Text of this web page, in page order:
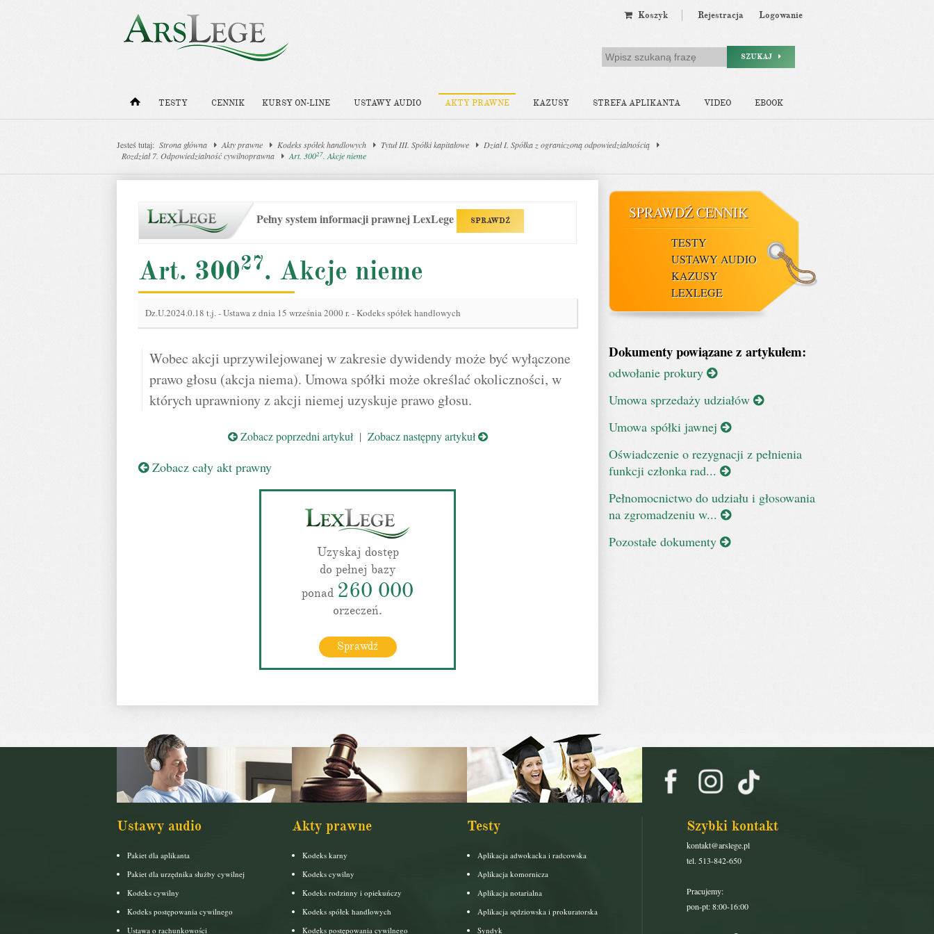
Koszyk Rejestracja Logowanie
SZUKAJ
TESTY CENNIK KURSY ON-LINE USTAWY AUDIO AKTY PRAWNE KAZUSY STREFA APLIKANTA VIDEO EBOOK
Jesteś tutaj: Strona główna Akty prawne Kodeks spółek handlowych Tytuł III. Spółki kapitałowe
Dział I. Spółka z ograniczoną odpowiedzialnością
Rozdział 7. Odpowiedzialność cywilnoprawna
Art. 30027. Akcje nieme
Pełny system informacji prawnej LexLege SPRAWDŹ
Art. 30027. Akcje nieme
Dz.U.2024.0.18 t.j.-Ustawa z dnia 15 września 2000 r. - Kodeks spółek handlowych
Wobec akcji uprzywilejowanej w zakresie dywidendy może być wyłączone
prawo głosu (akcja niema). Umowa spółki może określać okoliczności, w
których uprawniony z akcji niemej uzyskuje prawo głosu.
Zobacz poprzedni artykuł| Zobacz następny artykuł
Zobacz cały akt prawny
Uzyskaj dostęp
do pełnej bazy
ponad 260 000
orzeczeń.
Sprawdź
SPRAWDŹ CENNIK
TESTY
USTAWY AUDIO
KAZUSY
LEXLEGE
Dokumenty powiązane z artykułem:
odwołanie prokury
Umowa sprzedaży udziałów
Umowa spółki jawnej
Oświadczenie o rezygnacji z pełnienia
funkcji członka rad...
Pełnomocnictwo do udziału i głosowania
na zgromadzeniu w...
Pozostałe dokumenty
Ustawy audio
Pakiet dla aplikanta
Pakiet dla urzędnika służby cywilnej
Kodeks cywilny
Kodeks postępowania cywilnego
Ustawa o rachunkowości
Akty prawne
Kodeks karny
Kodeks cywilny
Kodeks rodzinny i opiekuńczy
Kodeks spółek handlowych
Kodeks postępowania cywilnego
Testy
Aplikacja adwokacka i radcowska
Aplikacja komornicza
Aplikacja notarialna
Aplikacja sędziowska i prokuratorska
Syndyk
Szybki kontakt
kontakt@arslege.pl
tel. 513-842-650
Pracujemy:
pon-pt: 8:00-16:00